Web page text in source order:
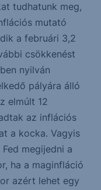
tudhatunk meg,
mutató
a februári 3,2
csökkenést
nyilván
pályára álló
elmúlt 12
az inflációs
a kocka. Vagyis
megijedni a
ha a maginfláció
azért lehet egy